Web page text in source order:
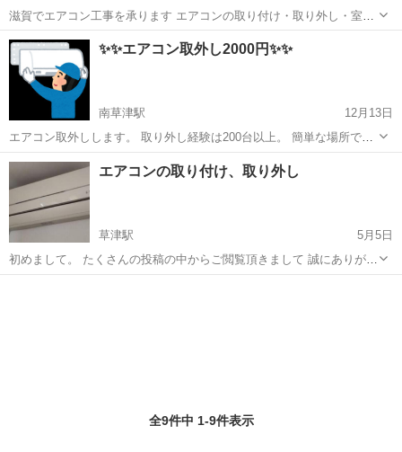
滋賀でエアコン工事を承ります エアコンの取り付け・取り外し・室外
機の移動（移設）引越し・買取・ガスチャージ ネットでの購入品・オ
ークションでの購入品の取り付けも行っております 量販店よりお安く
丁寧な工事を求めておら...
滋賀 大津市 取り外し
✨✨エアコン取外し2000円✨✨
南草津駅
12月13日
エアコン取外しします。 取り外し経験は200台以上。 簡単な場所で
2000円です。 冷媒ガスをしっかりとポンプダウン作業にて室外機に閉
じ込め、ホースや接合部を専用工具で取り外します。 出張費1000円も
らいます。
滋賀 草津市 電気工事
エアコンの取り付け、取り外し
草津駅
5月5日
初めまして。 たくさんの投稿の中からご閲覧頂きまして 誠にありがと
うございます。 昨今の、ルームエアコン機器は目まぐるしく 進化して
全9件中 1-9件表示